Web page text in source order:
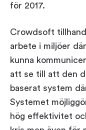
för 2017.
Crowdsoft
arbete i miljöer
kunna
att se till att den
baserat system
Systemet
hög effektivitet